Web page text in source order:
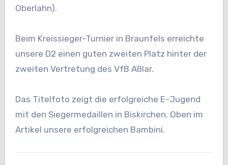
Oberlahn).
Beim Kreissieger-Turnier in Braunfels erreichte
unsere D2 einen guten zweiten Platz hinter der
zweiten Vertretung des VfB Aßlar.
Das Titelfoto zeigt die erfolgreiche E-Jugend
mit den Siegermedaillen in Biskirchen. Oben im
Artikel unsere erfolgreichen Bambini.